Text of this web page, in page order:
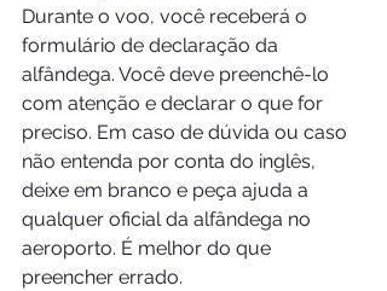
Durante o voo, você receberá o
formulário de declaração da
alfândega. Você deve preenchê-lo
com atenção e declarar o que for
preciso. Em caso de dúvida ou caso
não entenda por conta do inglês,
deixe em branco e peça ajuda a
qualquer oficial da alfândega no
aeroporto. É melhor do que
preencher errado.